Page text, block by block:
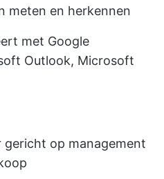
meten en herkennen
met Google
Outlook, Microsoft
gericht op management